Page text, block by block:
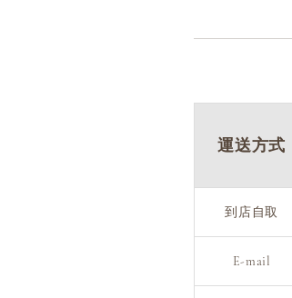
運送方式
到店自取
E-mail